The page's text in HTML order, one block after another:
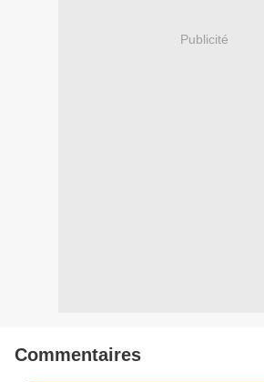
Publicité
Commentaires